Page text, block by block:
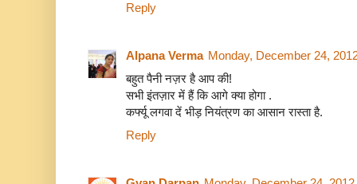
Reply
Alpana Verma Monday, December 24,
बहुत पैनी नज़र है आप की!
सभी इंतज़ार में हैं कि आगे क्या होगा .
कर्फ्यू लगवा दें भीड़ नियंत्रण का आसान रास्ता है.
Reply